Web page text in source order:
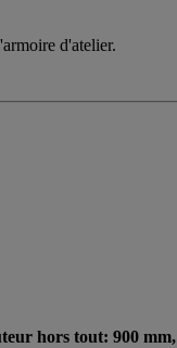
d'atelier.
hors tout: 900